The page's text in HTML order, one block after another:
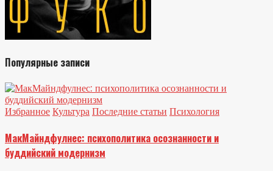
Популярные записи
Избранное Культура Последние статьи Психология
МакМайндфулнес: психополитика осознанности и
буддийский модернизм